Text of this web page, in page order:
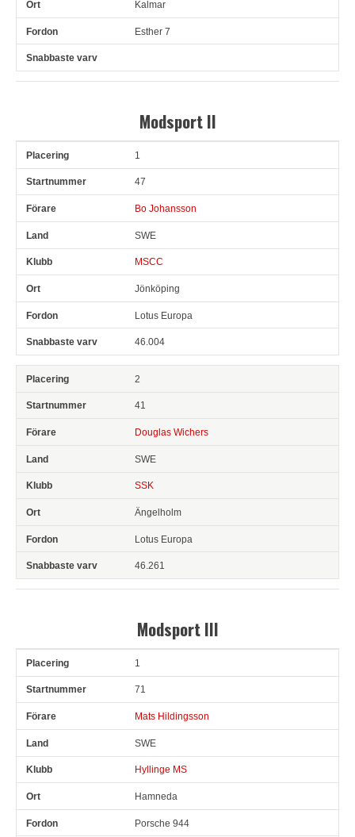
Kalmar
Esther 7
Modsport II
Pl Snr 1
47
Bo Johansson
SWE
MSCC
Jönköping
Lotus Europa
46.004
2
41
Douglas Wichers
SWE
SSK
Ängelholm
Lotus Europa
46.261
Modsport III
Pl Snr 1
71
Mats Hildingsson
SWE
Hyllinge MS
Hamneda
Porsche 944